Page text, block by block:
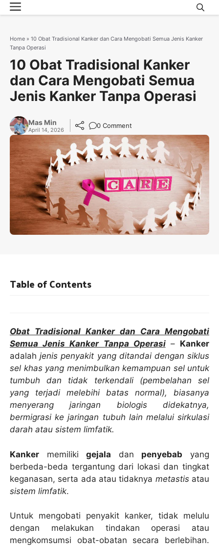
Skip
to
Menu
Home » 10 Obat Tradisional Kanker dan Cara Mengobati Semua Jenis Kanker
Tanpa Operasi
10 Obat Tradisional Kanker
dan Cara Mengobati Semua
Jenis Kanker Tanpa Operasi
Mas Min
April 14, 2026
0 Comment
Obat Tradisional Kanker dan Cara Mengobati
Semua Jenis Kanker Tanpa Operasi– Kanker
adalahjenis penyakit yang ditandai dengan siklus
sel khas yang menimbulkan kemampuan sel untuk
tumbuh dan tidak terkendali (pembelahan sel
yang terjadi melebihi batas normal), biasanya
menyerang jaringan biologis didekatnya,
bermigrasi ke jaringan tubuh lain melalui sirkulasi
darah atau sistem limfatik.
Kanker memilikigejala dan penyebab yang
berbeda-beda tergantung dari lokasi dan tingkat
keganasan, serta ada atau tidaknya metastisatau
sistem limfatik.
Untuk mengobati penyakit kanker, tidak melulu
dengan melakukan tindakan operasi atau
mengkomsumsi obat-obatan secara berlebihan.
Table of Contents